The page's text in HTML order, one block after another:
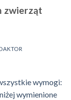
zwierząt
wymogi:
wymienione